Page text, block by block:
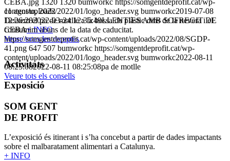
CEBA.jpg 1320 1320 bumworkc https://somgentdeprofit.cat/wp-
content/uploads/2022/01/logo_header.svg bumworkc2019-07-08
12:26:282022-03-24 12:35:49LLENTIES AMB SOFREGIT DE
CEBA+ INFO
Veure totes les receptes
11 agosto, 2022
Deixem el pa de motlle a la bossa de plàstic dins de la nevera i el
consumim abans de la data de caducitat.
https://somgentdeprofit.cat/wp-content/uploads/2022/08/SGDP-
41.png 647 507 bumworkc https://somgentdeprofit.cat/wp-
content/uploads/2022/01/logo_header.svg bumworkc2022-08-11
08:25:082022-08-11 08:25:08pa de motlle
Veure tots els consells
Activitats
Exposició
SOM GENT
DE PROFIT
L’exposició és itinerant i s’ha concebut a partir de dades impactants
sobre el malbaratament alimentari a Catalunya.
+ INFO